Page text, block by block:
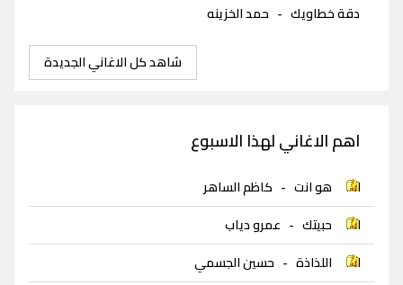
دقة خطاويك - حمد الخزينه
شاهد كل الاغاني الجديدة
اهم الاغاني لهذا الاسبوع
هو انت - كاظم الساهر
حبيتك - عمرو دياب
اللذاذة - حسين الجسمي